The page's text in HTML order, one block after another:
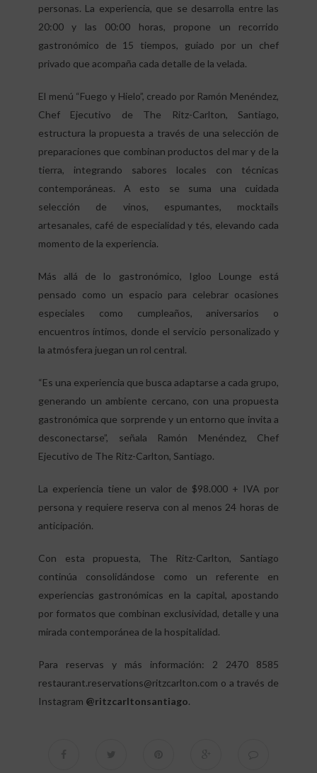
personas. La experiencia, que se desarrolla entre las
20:00 y las 00:00 horas, propone un recorrido
gastronómico de 15 tiempos, guiado por un chef
privado que acompaña cada detalle de la velada.
El menú “Fuego y Hielo”, creado por Ramón Menéndez,
Chef Ejecutivo de The Ritz-Carlton, Santiago,
estructura la propuesta a través de una selección de
preparaciones que combinan productos del mar y de la
tierra, integrando sabores locales con técnicas
contemporáneas. A esto se suma una cuidada
selección de vinos, espumantes, mocktails
artesanales, café de especialidad y tés, elevando cada
momento de la experiencia.
Más allá de lo gastronómico, Igloo Lounge está
pensado como un espacio para celebrar ocasiones
especiales como cumpleaños, aniversarios o
encuentros íntimos, donde el servicio personalizado y
la atmósfera juegan un rol central.
“Es una experiencia que busca adaptarse a cada grupo,
generando un ambiente cercano, con una propuesta
gastronómica que sorprende y un entorno que invita a
desconectarse”, señala Ramón Menéndez, Chef
Ejecutivo de The Ritz-Carlton, Santiago.
La experiencia tiene un valor de $98.000 + IVA por
persona y requiere reserva con al menos 24 horas de
anticipación.
Con esta propuesta, The Ritz-Carlton, Santiago
continúa consolidándose como un referente en
experiencias gastronómicas en la capital, apostando
por formatos que combinan exclusividad, detalle y una
mirada contemporánea de la hospitalidad.
Para reservas y más información: 2 2470 8585
restaurant.reservations@ritzcarlton.com o a través de
Instagram @ritzcarltonsantiago.